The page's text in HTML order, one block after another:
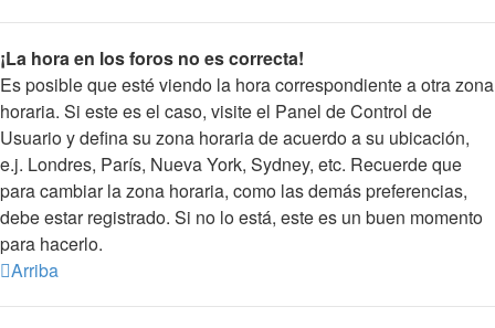
¡La hora en los foros no es correcta!
Es posible que esté viendo la hora correspondiente a otra zona
horaria. Si este es el caso, visite el Panel de Control de
Usuario y defina su zona horaria de acuerdo a su ubicación,
e.j. Londres, París, Nueva York, Sydney, etc. Recuerde que
para cambiar la zona horaria, como las demás preferencias,
debe estar registrado. Si no lo está, este es un buen momento
para hacerlo.
Arriba